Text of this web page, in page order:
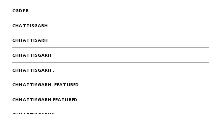
CGDPR
CHATTISGARH
CHHATTISARH
CHHATTISGARH
CHHATTISGARH .
CHHATTISGARH .FEATURED
CHHATTISGARH FEATURED